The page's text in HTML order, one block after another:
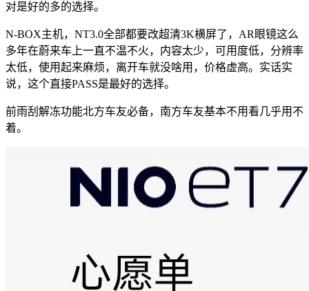
对是好的多的选择。
N-BOX主机，NT3.0全部都要改超清3K横屏了，AR眼镜这么
多年在蔚来车上一直不温不火，内容太少，可用度低，分辨率
太低，使用起来麻烦，离开车就没啥用，价格虚高。实话实
说，这个直接PASS是最好的选择。
前雨刮解冻功能北方车友必备，南方车友基本不用看几乎用不
着。